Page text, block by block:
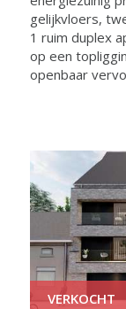
gelijkvloers,
1 ruim duplex
op een
openbaar
VERKOCHT